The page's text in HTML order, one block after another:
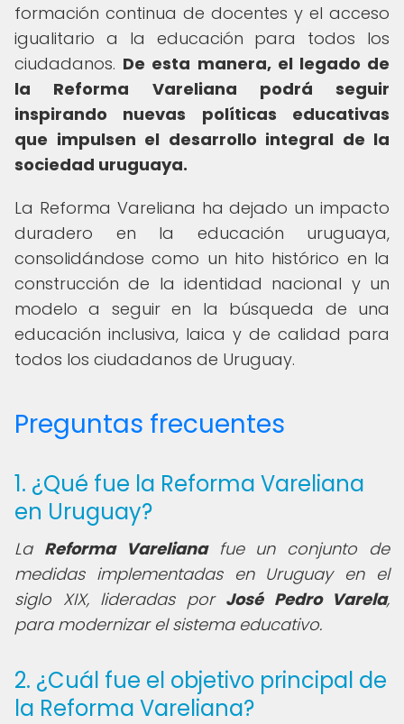
formación continua de docentes y el acceso
igualitario a la educación para todos los
ciudadanos. De esta manera, el legado de
la Reforma Vareliana podrá seguir
inspirando nuevas políticas educativas
que impulsen el desarrollo integral de la
sociedad uruguaya.
La Reforma Vareliana ha dejado un impacto
duradero en la educación uruguaya,
consolidándose como un hito histórico en la
construcción de la identidad nacional y un
modelo a seguir en la búsqueda de una
educación inclusiva, laica y de calidad para
todos los ciudadanos de Uruguay.
Preguntas frecuentes
1. ¿Qué fue la Reforma Vareliana
en Uruguay?
La Reforma Varelianafue un conjunto de
medidas implementadas en Uruguay en el
siglo XIX, lideradas por José Pedro Varela,
para modernizar el sistema educativo.
2. ¿Cuál fue el objetivo principal de
la Reforma Vareliana?